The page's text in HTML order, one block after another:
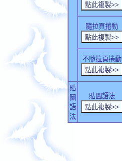
隨拉頁捲動
不隨拉頁捲動
貼
圖
語
法
貼圖語法